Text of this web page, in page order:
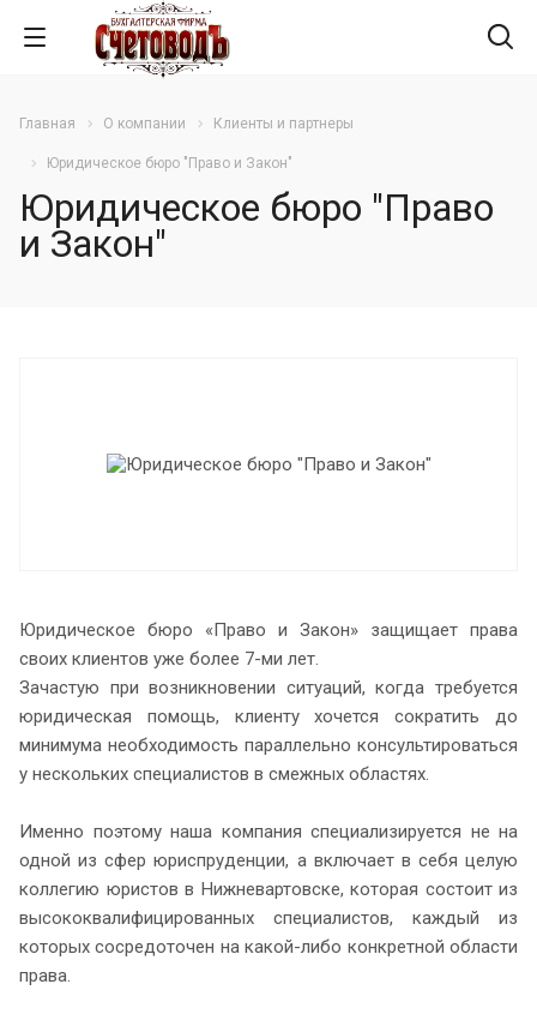
Главная О компании Клиенты и партнеры
Юридическое бюро "Право и Закон"
Юридическое бюро "Право
и Закон"
Юридическое бюро «Право и Закон» защищает права
своих клиентов уже более 7-ми лет.
Зачастую при возникновении ситуаций, когда требуется
юридическая помощь, клиенту хочется сократить до
минимума необходимость параллельно консультироваться
у нескольких специалистов в смежных областях.
Именно поэтому наша компания специализируется не на
одной из сфер юриспруденции, а включает в себя целую
коллегию юристов в Нижневартовске, которая состоит из
высококвалифицированных специалистов, каждый из
которых сосредоточен на какой-либо конкретной области
права.